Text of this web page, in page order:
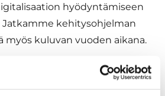
hyödyntämiseen
kehitysohjelman
myös kuluvan vuoden aikana.
rekrytoimme joukkoomme